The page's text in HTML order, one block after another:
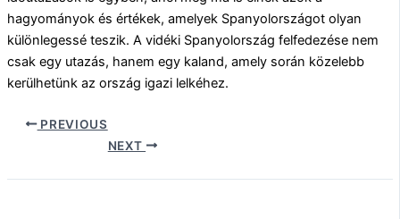
hagyományok és értékek, amelyek Spanyolországot olyan
különlegessé teszik. A vidéki Spanyolország felfedezése nem
csak egy utazás, hanem egy kaland, amely során közelebb
kerülhetünk az ország igazi lelkéhez.
PREVIOUS
NEXT